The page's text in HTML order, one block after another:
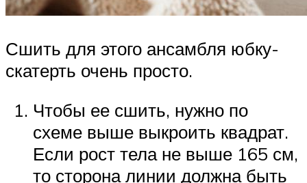
Сшить для этого ансамбля юбку-
скатерть очень просто.
Чтобы ее сшить, нужно по
схеме выше выкроить квадрат.
Если рост тела не выше 165 см,
то сторона линии должна быть